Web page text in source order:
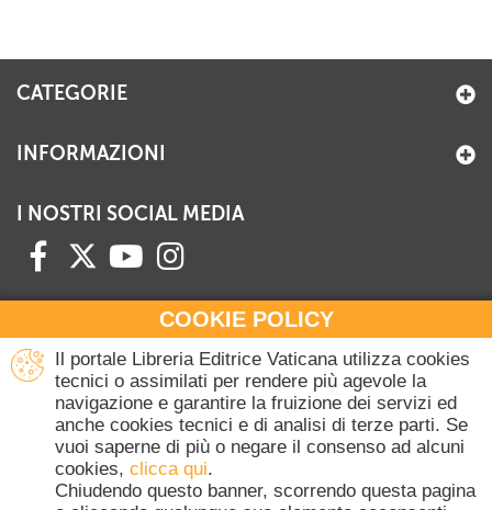
COOKIE POLICY
Il portale Libreria Editrice Vaticana utilizza cookies
tecnici o assimilati per rendere più agevole la
navigazione e garantire la fruizione dei servizi ed
anche cookies tecnici e di analisi di terze parti. Se
vuoi saperne di più o negare il consenso ad alcuni
cookies, clicca qui.
Chiudendo questo banner, scorrendo questa pagina
CATEGORIE
INFORMAZIONI
I NOSTRI SOCIAL MEDIA
HAI BISOGNO DI INFORMAZIONI?
Contattaci all'Ufficio Commerciale
+39 06 698 45780
Lunedì-Giovedì 8-16.30
Venerdì 8-14
(Escluse festività Vaticane)